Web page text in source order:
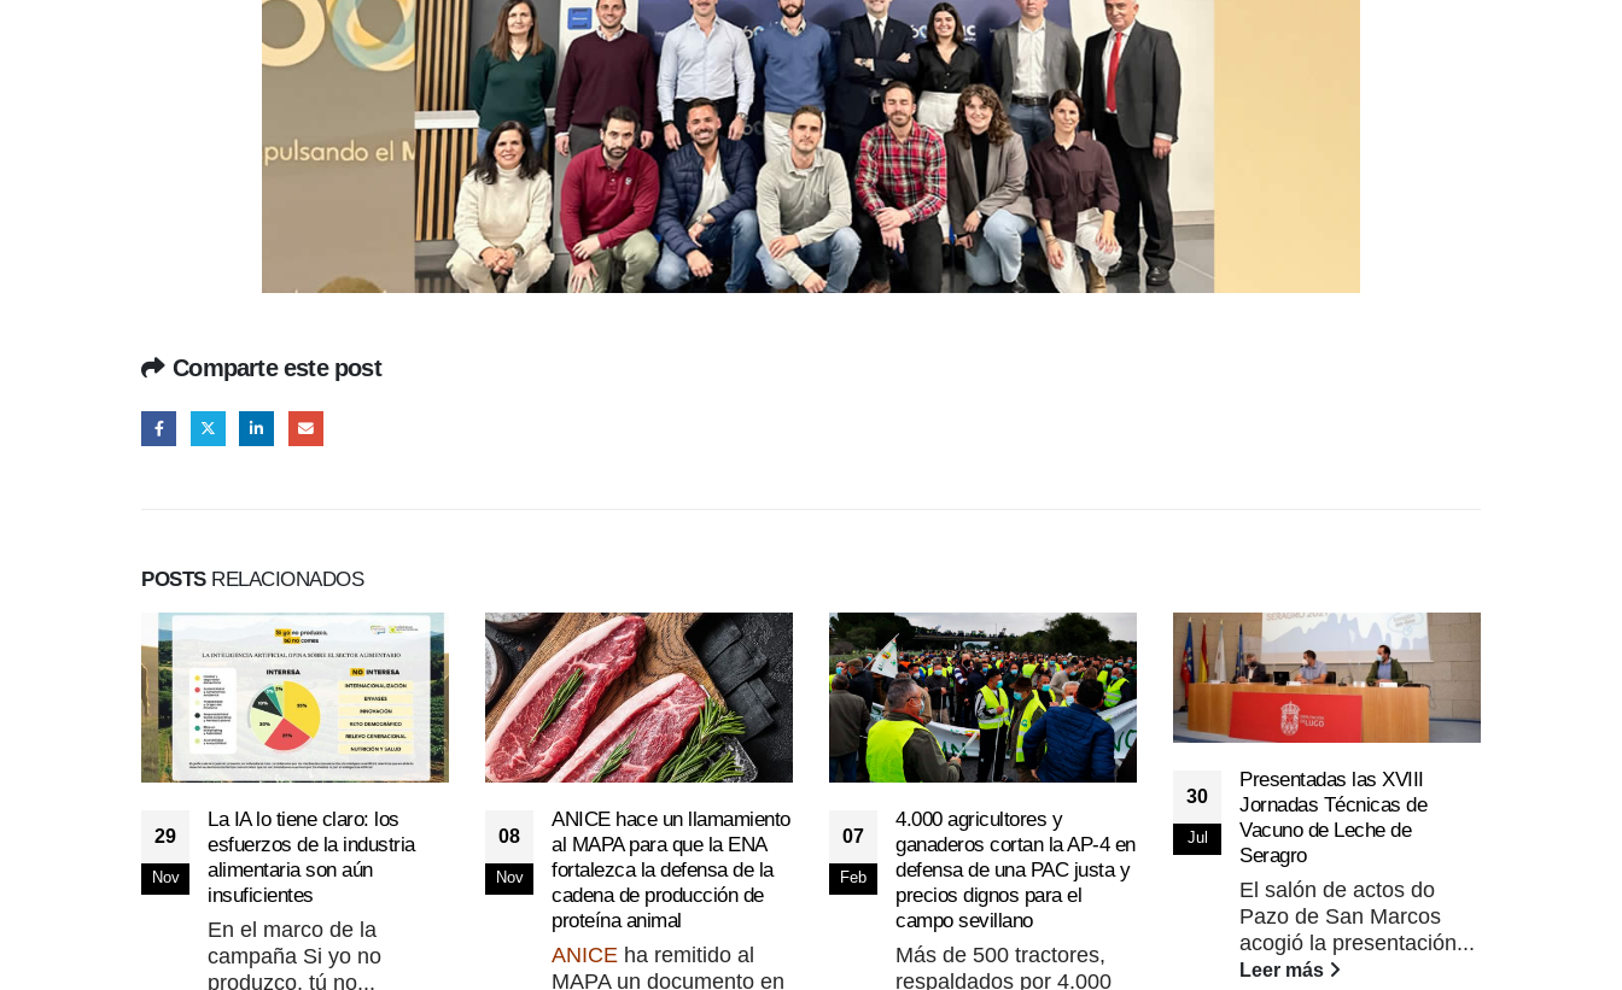
Comparte este post
POSTSRELACIONADOS
29
Nov
La IA lo tiene claro: los
esfuerzos de la industria
alimentaria son aún
insuficientes
En el marco de la
campaña Si yo no
produzco, tú no...
08
Nov
ANICE hace un llamamiento
al MAPA para que la ENA
fortalezca la defensa de la
cadena de producción de
proteína animal
ANICE ha remitido al
MAPA un documento en
07
Feb
4.000 agricultores y
ganaderos cortan la AP-4 en
defensa de una PAC justa y
precios dignos para el
campo sevillano
Más de 500 tractores,
respaldados por 4.000
30
Jul
Presentadas las XVIII
Jornadas Técnicas de
Vacuno de Leche de
Seragro
El salón de actos do
Pazo de San Marcos
acogió la presentación...
Leer más